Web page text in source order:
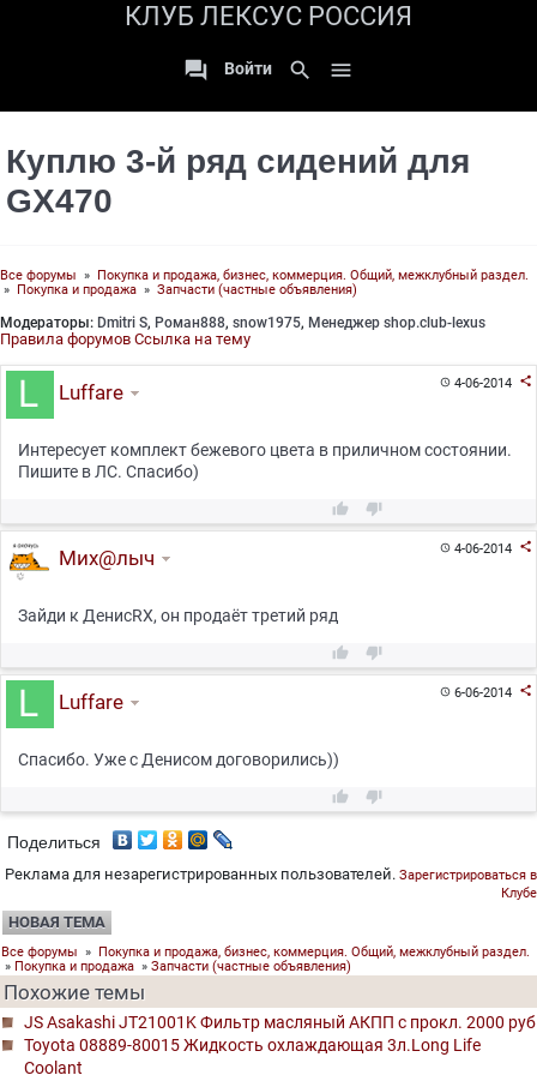
КЛУБ ЛЕКСУС РОССИЯ
 Войти search 
Куплю 3-й ряд сидений для
GX470
Все форумы » Покупка и продажа, бизнес, коммерция. Общий, межклубный раздел.
» Покупка и продажа » Запчасти (частные объявления)
Модераторы: Dmitri S, Роман888, snow1975, Менеджер shop.club-lexus
Правила форумов Ссылка на тему
4-06-2014 
Luffare
Интересует комплект бежевого цвета в приличном состоянии.
Пишите в ЛС. Спасибо)
 
4-06-2014 
Мих@лыч
Зайди к ДенисRX, он продаёт третий ряд
 
6-06-2014 
Luffare
Спасибо. Уже с Денисом договорились))
 
Поделиться
Реклама для незарегистрированных пользователей. Зарегистрироваться в
Клубе
НОВАЯ ТЕМА
Все форумы » Покупка и продажа, бизнес, коммерция. Общий, межклубный раздел.
» Покупка и продажа » Запчасти (частные объявления)
Похожие темы
JS Asakashi JT21001K Фильтр масляный АКПП с прокл. 2000 руб
Toyota 08889-80015 Жидкость охлаждающая 3л.Long Life
Coolant